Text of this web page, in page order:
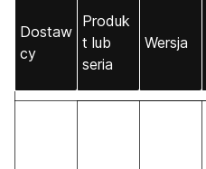
Dostaw
cy
Produk
t lub
seria
Wersja